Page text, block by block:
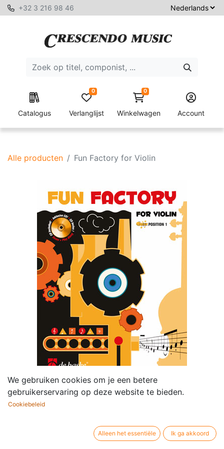
+32 3 216 98 46
Catalogus Verlanglijst
0 0
Winkelwagen Account
Alle producten Fun Factory for Violin
Fun Factory for Violin
Gunter Van Rompaey
We gebruiken cookies om je een betere
gebruikerservaring op deze website te bieden.
Cookiebeleid
Alleen het essentiële Ik ga akkoord